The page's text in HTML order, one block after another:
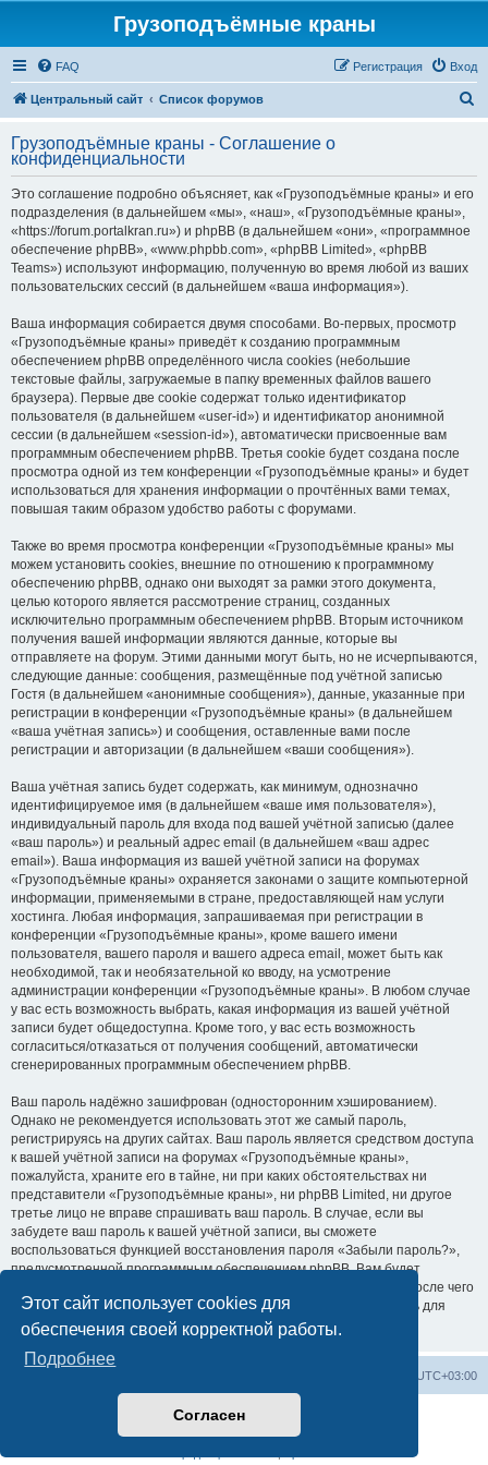
Этот сайт использует cookies для
обеспечения своей корректной работы.
Подробнее
Согласен
Грузоподъёмные краны
FAQ Вход
Регистрация
Центральный сайт Список форумов
с
Грузоподъёмные краны - Соглашение о
конфиденциальности
Это соглашение подробно объясняет, как «Грузоподъёмные краны» и его
подразделения (в дальнейшем «мы», «наш», «Грузоподъёмные краны»,
«https://forum.portalkran.ru») и phpBB (в дальнейшем «они», «программное
обеспечение phpBB», «www.phpbb.com», «phpBB Limited», «phpBB
Teams») используют информацию, полученную во время любой из ваших
пользовательских сессий (в дальнейшем «ваша информация»).
Ваша информация собирается двумя способами. Во-первых, просмотр
«Грузоподъёмные краны» приведёт к созданию программным
обеспечением phpBB определённого числа cookies (небольшие
текстовые файлы, загружаемые в папку временных файлов вашего
браузера). Первые две cookie содержат только идентификатор
пользователя (в дальнейшем «user-id») и идентификатор анонимной
сессии (в дальнейшем «session-id»), автоматически присвоенные вам
программным обеспечением phpBB. Третья cookie будет создана после
просмотра одной из тем конференции «Грузоподъёмные краны» и будет
использоваться для хранения информации о прочтённых вами темах,
повышая таким образом удобство работы с форумами.
Также во время просмотра конференции «Грузоподъёмные краны» мы
можем установить cookies, внешние по отношению к программному
обеспечению phpBB, однако они выходят за рамки этого документа,
целью которого является рассмотрение страниц, созданных
исключительно программным обеспечением phpBB. Вторым источником
получения вашей информации являются данные, которые вы
отправляете на форум. Этими данными могут быть, но не исчерпываются,
следующие данные: сообщения, размещённые под учётной записью
Гостя (в дальнейшем «анонимные сообщения»), данные, указанные при
регистрации в конференции «Грузоподъёмные краны» (в дальнейшем
«ваша учётная запись») и сообщения, оставленные вами после
регистрации и авторизации (в дальнейшем «ваши сообщения»).
Ваша учётная запись будет содержать, как минимум, однозначно
идентифицируемое имя (в дальнейшем «ваше имя пользователя»),
индивидуальный пароль для входа под вашей учётной записью (далее
«ваш пароль») и реальный адрес email (в дальнейшем «ваш адрес
email»). Ваша информация из вашей учётной записи на форумах
«Грузоподъёмные краны» охраняется законами о защите компьютерной
информации, применяемыми в стране, предоставляющей нам услуги
хостинга. Любая информация, запрашиваемая при регистрации в
конференции «Грузоподъёмные краны», кроме вашего имени
пользователя, вашего пароля и вашего адреса email, может быть как
необходимой, так и необязательной ко вводу, на усмотрение
администрации конференции «Грузоподъёмные краны». В любом случае
у вас есть возможность выбрать, какая информация из вашей учётной
записи будет общедоступна. Кроме того, у вас есть возможность
согласиться/отказаться от получения сообщений, автоматически
сгенерированных программным обеспечением phpBB.
Ваш пароль надёжно зашифрован (односторонним хэшированием).
Однако не рекомендуется использовать этот же самый пароль,
регистрируясь на других сайтах. Ваш пароль является средством доступа
к вашей учётной записи на форумах «Грузоподъёмные краны»,
пожалуйста, храните его в тайне, ни при каких обстоятельствах ни
представители «Грузоподъёмные краны», ни phpBB Limited, ни другое
третье лицо не вправе спрашивать ваш пароль. В случае, если вы
забудете ваш пароль к вашей учётной записи, вы сможете
воспользоваться функцией восстановления пароля «Забыли пароль?»,
предусмотренной программным обеспечением phpBB. Вам будет
необходимо ввести ваше имя пользователя и ваш адрес email, после чего
программное обеспечение phpBB сгенерирует вам новый пароль для
вашей учётной записи.
UTC+03:00
Создано на основеphpBB® Forum Software © phpBB Limited
Русская поддержка phpBB